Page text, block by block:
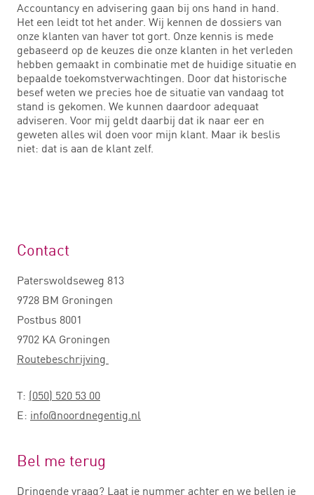
Accountancy en advisering gaan bij ons hand in hand.
Het een leidt tot het ander. Wij kennen de dossiers van
onze klanten van haver tot gort. Onze kennis is mede
gebaseerd op de keuzes die onze klanten in het verleden
hebben gemaakt in combinatie met de huidige situatie en
bepaalde toekomstverwachtingen. Door dat historische
besef weten we precies hoe de situatie van vandaag tot
stand is gekomen. We kunnen daardoor adequaat
adviseren. Voor mij geldt daarbij dat ik naar eer en
geweten alles wil doen voor mijn klant. Maar ik beslis
niet: dat is aan de klant zelf.
Contact
Paterswoldseweg 813
9728 BM Groningen
Postbus 8001
9702 KA Groningen
Routebeschrijving
T: (050) 520 53 00
E: info@noordnegentig.nl
Bel me terug
Dringende vraag? Laat je nummer achter en we bellen je